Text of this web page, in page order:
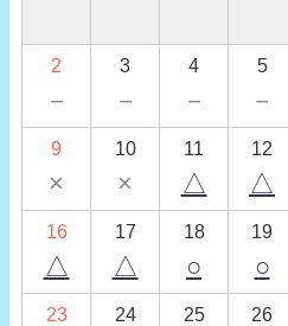
2
－
3
－
4
－
5
－
9
×
10
×
11
△
12
△
16
△
17
△
18
○
19
○
23 24 25 26